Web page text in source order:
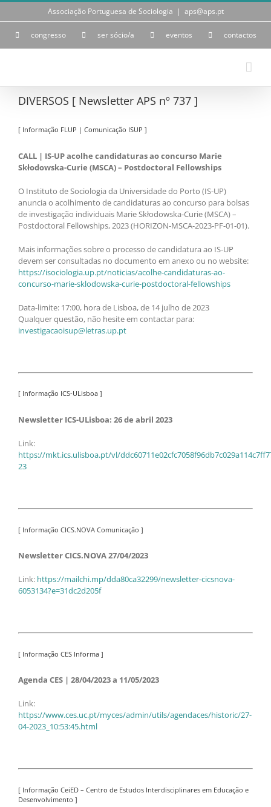
Skip
Associação Portuguesa de Sociologia | aps@aps.pt
congresso ser sócio/a eventos contactos
DIVERSOS [ Newsletter APS nº 737 ]
[ Informação FLUP | Comunicação ISUP ]
CALL | IS-UP acolhe candidaturas ao concurso Marie
Skłodowska-Curie (MSCA) – Postdoctoral Fellowships
O Instituto de Sociologia da Universidade do Porto (IS-UP)
anuncia o acolhimento de candidaturas ao concurso para bolsas
de investigação individuais Marie Skłodowska-Curie (MSCA) –
Postdoctoral Fellowships, 2023 (HORIZON-MSCA-2023-PF-01-01).
Mais informações sobre o processo de candidatura ao IS-UP
devem ser consultadas no documento em anexo ou no website:
https://isociologia.up.pt/noticias/acolhe-candidaturas-ao-
concurso-marie-sklodowska-curie-postdoctoral-fellowships
Data-limite: 17:00, hora de Lisboa, de 14 julho de 2023
Qualquer questão, não hesite em contactar para:
investigacaoisup@letras.up.pt
[ Informação ICS-ULisboa ]
Newsletter ICS-ULisboa: 26 de abril 2023
Link:
https://mkt.ics.ulisboa.pt/vl/
23
[ Informação CICS.NOVA Comunicação ]
Newsletter CICS.NOVA 27/04/2023
Link: https://mailchi.mp/dda80ca32299/newsletter-cicsnova-
6053134?e=31dc2d205f
[ Informação CES Informa ]
Agenda CES | 28/04/2023 a 11/05/2023
Link:
https://www.ces.uc.pt/myces/admin/utils/agendaces/historic/27-
04-2023_10:53:45.html
[ Informação CeiED – Centro de Estudos Interdisciplinares em Educação e
Desenvolvimento ]